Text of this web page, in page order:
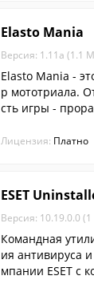
Elasto Mania
Версия: 1.11a (1.1
Elasto Mania -
р мототриала.
сть игры -
Лицензия: Платно
ESET
Версия: 10.19.0.0
Командная
ия антивируса
мпании ESET с